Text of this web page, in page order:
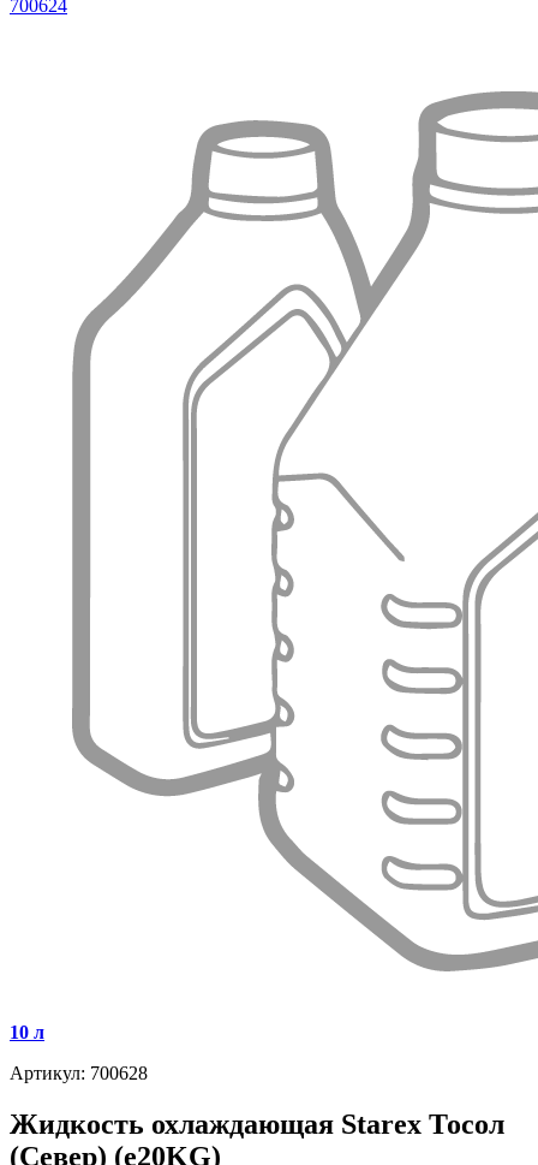
700624
10 л
Артикул: 700628
Жидкость охлаждающая Starex Тосол
(Север) (e20KG)